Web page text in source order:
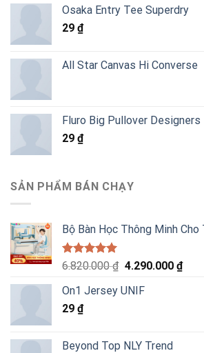
300 ₫
Osaka Entry Tee Superdry
29 ₫
All Star Canvas Hi Converse
Fluro Big Pullover Designers
29 ₫
SẢN PHẨM BÁN CHẠY
Bộ Bàn Học Thông Minh Cho
Được xếp
5 sao
6.820.000₫ Giá
là:
4.290.000 ₫Giá
On1 Jersey UNIF
29 ₫
Beyond Top NLY Trend